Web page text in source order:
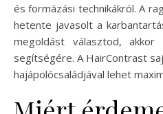
és formázási technikákról. A
hetente javasolt a
megoldást választod, akkor
segítségére. A HairContrast
hajápolócsaládjával lehet